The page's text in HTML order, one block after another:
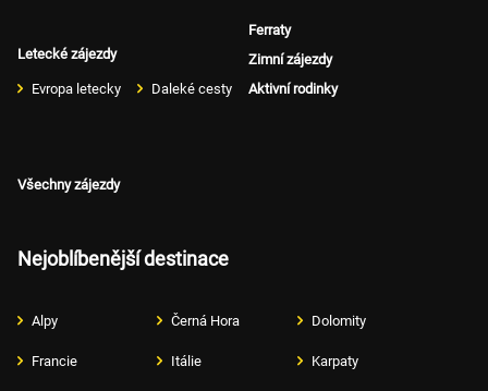
Letecké zájezdy
Evropa letecky Daleké cesty
Ferraty
Zimní zájezdy
Aktivní rodinky
Všechny zájezdy
Nejoblíbenější destinace
Alpy Černá Hora Dolomity
Francie Itálie Karpaty